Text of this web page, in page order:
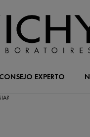
CONSEJO EXPERTO